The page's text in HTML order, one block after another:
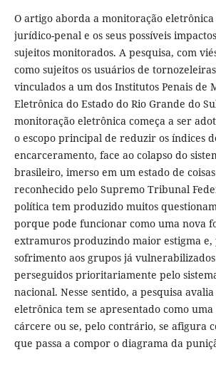
O artigo aborda a monitoração
jurídico-penal e os seus possíveis
sujeitos monitorados. A pesquisa, com
como sujeitos os usuários de
vinculados a um dos Institutos Penais de
Eletrônica do Estado do Rio Grande do
monitoração eletrônica começa a ser
o escopo principal de reduzir os índices
encarceramento, face ao colapso do
brasileiro, imerso em um estado de
reconhecido pelo Supremo Tribunal
política tem produzido muitos
porque pode funcionar como uma nova
extramuros produzindo maior estigma e,
sofrimento aos grupos já
perseguidos prioritariamente pelo
nacional. Nesse sentido, a pesquisa
eletrônica tem se apresentado como
cárcere ou se, pelo contrário, se afigura
que passa a compor o diagrama da